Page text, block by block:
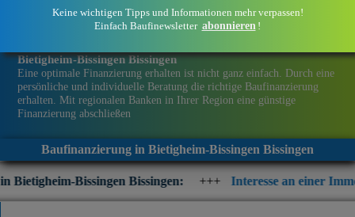
Bietigheim-Bissingen Bissingen
Eine optimale Finanzierung erhalten ist nicht ganz einfach. Durch eine
persönliche und individuelle Beratung die richtige Baufinanzierung
erhalten. Mit regionalen Banken in Ihrer Region eine günstige
Finanzierung abschließen
Baufinanzierung in Bietigheim-Bissingen Bissingen
Bissingen: +++ Interesse an einer
Keine wichtigen Tipps und Informationen mehr verpassen!
Einfach Baufinewsletter abonnieren !